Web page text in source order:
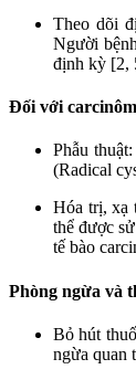
Theo dõi
Người
định kỳ [2,
Đối với
Phẫu
(Radical
Hóa trị, xạ
thể được
tế bào
Phòng ngừa và
Bỏ hút
ngừa quan